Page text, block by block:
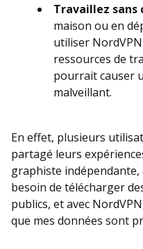
Travaillez sans
maison ou en
utiliser
ressources de
pourrait causer
malveillant.
En effet, plusieurs
partagé leurs
graphiste indépendante,
besoin de télécharger
publics, et avec
que mes données sont